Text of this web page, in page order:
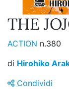
THE
ACTION n.380
di Hirohiko
Condividi